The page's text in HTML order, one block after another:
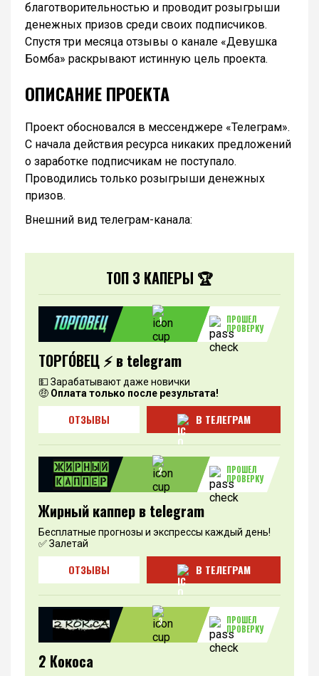
благотворительностью и проводит розыгрыши
денежных призов среди своих подписчиков.
Спустя три месяца отзывы о канале «Девушка
Бомба» раскрывают истинную цель проекта.
ОПИСАНИЕ ПРОЕКТА
Проект обосновался в мессенджере «Телеграм».
С начала действия ресурса никаких предложений
о заработке подписчикам не поступало.
Проводились только розыгрыши денежных
призов.
Внешний вид телеграм-канала:
ТОП 3 КАПЕРЫ 🏆
1
ПРОШЕЛ
ПРОВЕРКУ
ТОРГО́ВЕЦ ⚡️ в telegram
💵 Зарабатывают даже новички
🤑 Оплата только после результата!
ОТЗЫВЫ В ТЕЛЕГРАМ
2
ПРОШЕЛ
ПРОВЕРКУ
Жирный каппер в telegram
Бесплатные прогнозы и экспрессы каждый день!
✅ Залетай
ОТЗЫВЫ В ТЕЛЕГРАМ
3
ПРОШЕЛ
ПРОВЕРКУ
2 Кокоса